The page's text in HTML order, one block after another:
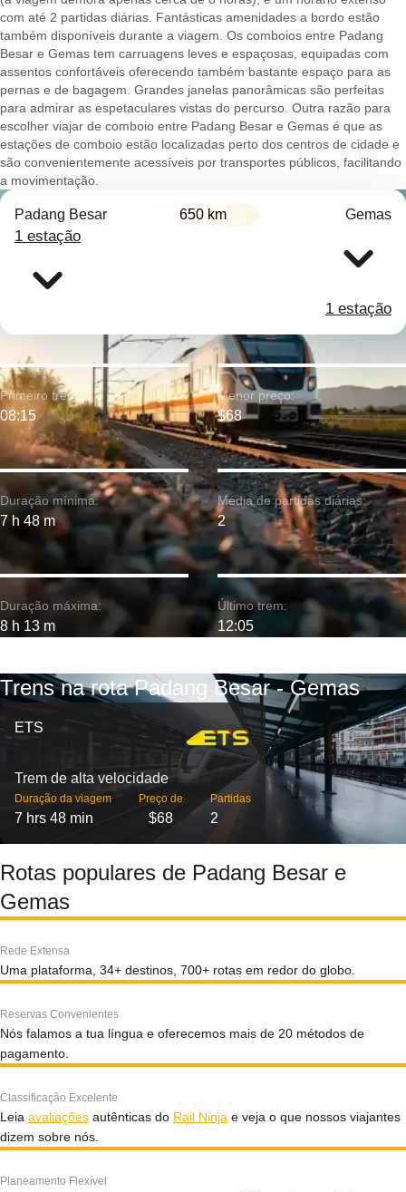
com até 2 partidas diárias. Fantásticas amenidades a bordo estão
também disponíveis durante a viagem. Os comboios entre Padang
Besar e Gemas tem carruagens leves e espaçosas, equipadas com
assentos confortáveis oferecendo também bastante espaço para as
pernas e de bagagem. Grandes janelas panorâmicas são perfeitas
para admirar as espetaculares vistas do percurso. Outra razão para
escolher viajar de comboio entre Padang Besar e Gemas é que as
estações de comboio estão localizadas perto dos centros de cidade e
são convenientemente acessíveis por transportes públicos, facilitando
a movimentação.
Padang Besar 650 km Gemas
1 estação
1 estação
Duração mínima:
7 h 48 m
Primeiro trem:
08:15
Duração máxima:
8 h 13 m
Menor preço:
$68
Média de partidas diárias:
2
Último trem:
12:05
Trens na rota Padang Besar - Gemas
ETS
Trem de alta velocidade
Duração da viagem
7 hrs 48 min
Preço de
$68
Partidas
2
Rotas populares de Padang Besar e
Gemas
Rede Extensa
Uma plataforma, 34+ destinos, 700+ rotas em redor do globo.
Reservas Convenientes
Nós falamos a tua língua e oferecemos mais de 20 métodos de
pagamento.
Classificação Excelente
Leia avaliações autênticas do Rail Ninja e veja o que nossos viajantes
dizem sobre nós.
Planeamento Flexível